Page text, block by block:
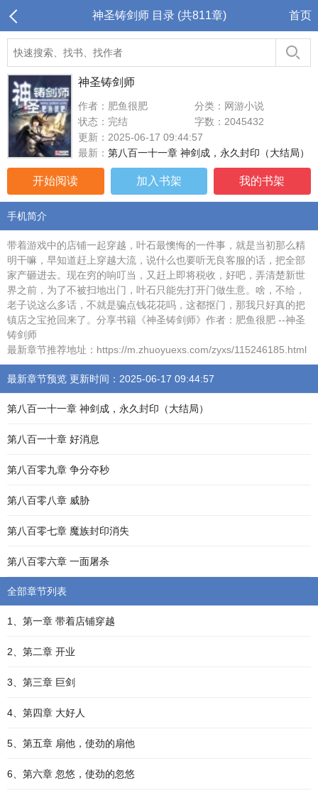
神圣铸剑师 目录 (共811章) 首页
神圣铸剑师
作者：肥鱼很肥
分类：网游小说
状态：完结
字数：2045432
更新：2025-06-17 09:44:57
最新： 第八百一十一章 神剑成，永久封印（大结局）
开始阅读 加入书架 我的书架
手机简介
带着游戏中的店铺一起穿越，叶石最懊悔的一件事，就是当初那么精
明干嘛，早知道赶上穿越大流，说什么也要听无良客服的话，把全部
家产砸进去。现在穷的响叮当，又赶上即将税收，好吧，弄清楚新世
界之前，为了不被扫地出门，叶石只能先打开门做生意。啥，不给，
老子说这么多话，不就是骗点钱花花吗，这都抠门，那我只好真的把
镇店之宝抢回来了。分享书籍《神圣铸剑师》作者：肥鱼很肥 --神圣
铸剑师
最新章节推荐地址：https://m.zhuoyuexs.com/zyxs/115246185.html
最新章节预览 更新时间：2025-06-17 09:44:57
第八百一十一章 神剑成，永久封印（大结局）
第八百一十章 好消息
第八百零九章 争分夺秒
第八百零八章 威胁
第八百零七章 魔族封印消失
第八百零六章 一面屠杀
全部章节列表
1、第一章 带着店铺穿越
2、第二章 开业
3、第三章 巨剑
4、第四章 大好人
5、第五章 扇他，使劲的扇他
6、第六章 忽悠，使劲的忽悠